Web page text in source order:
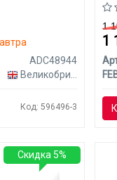
ADC48944
Великобритания
Код: 596496-3
1
1
Скидка 5%